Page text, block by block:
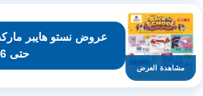
مشاهدة العرض
حتى 16 اغسطس